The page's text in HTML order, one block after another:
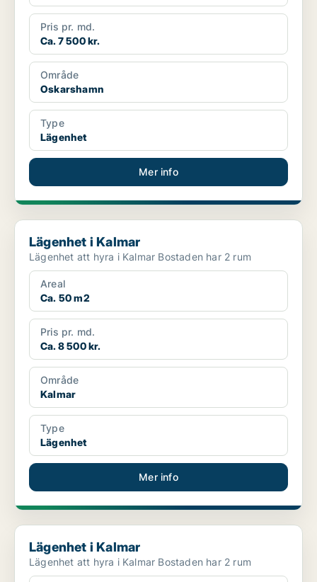
Pris pr. md.
Ca. 7 500 kr.
Område
Oskarshamn
Type
Lägenhet
Mer info
Lägenhet i Kalmar
Lägenhet i Kalmar
Lägenhet att hyra i Kalmar Bostaden har 2 rum
Areal
Ca. 50 m2
Pris pr. md.
Ca. 8 500 kr.
Område
Kalmar
Type
Lägenhet
Mer info
Lägenhet i Kalmar
Lägenhet i Kalmar
Lägenhet att hyra i Kalmar Bostaden har 2 rum